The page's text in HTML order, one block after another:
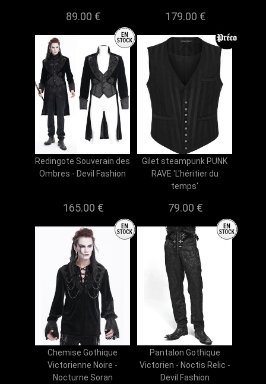
89.00 € 179.00 €
Redingote Souverain des
Ombres - Devil Fashion
165.00 €
Gilet steampunk PUNK
RAVE 'L'héritier du
temps'
79.00 €
Chemise Gothique
Victorienne Noire -
Nocturne Soran
Pantalon Gothique
Victorien - Noctis Relic -
Devil Fashion